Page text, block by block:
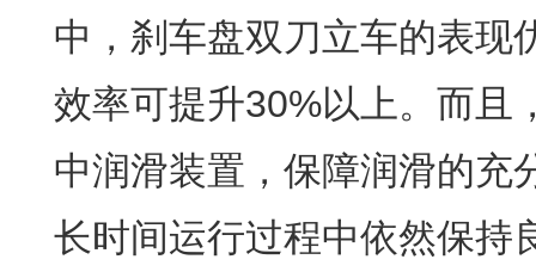
中，刹车盘双刀立车的表现
效率可提升30%以上。而且
中润滑装置，保障润滑的充
长时间运行过程中依然保持